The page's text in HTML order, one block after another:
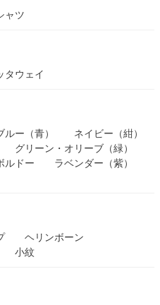
ャツ
タウェイ
ー（青）
ネイビー（紺）
グリーン・オリーブ（緑）
ルドー
ラベンダー（紫）
ヘリンボーン
小紋